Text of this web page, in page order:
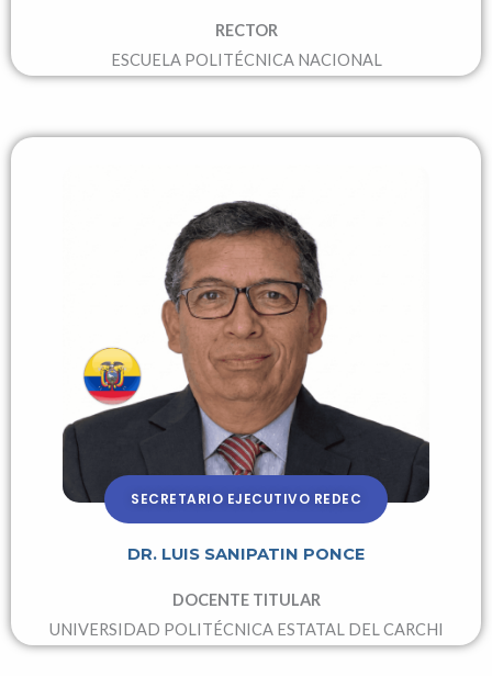
RECTOR
ESCUELA POLITÉCNICA NACIONAL
SECRETARIO EJECUTIVO REDEC
DR. LUIS SANIPATIN PONCE
DOCENTE TITULAR
UNIVERSIDAD POLITÉCNICA ESTATAL DEL CARCHI